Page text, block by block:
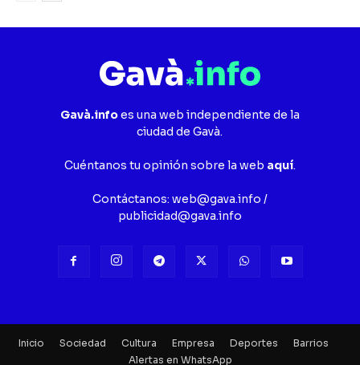
Gavà.infoes una web independiente de la
ciudad de Gavà.
Cuéntanos tu opinión sobre la web aquí.
Contáctanos: web@gava.info /
publicidad@gava.info
Inicio Sociedad Cultura Empresa Deportes
Barrios
Alertas en WhatsApp